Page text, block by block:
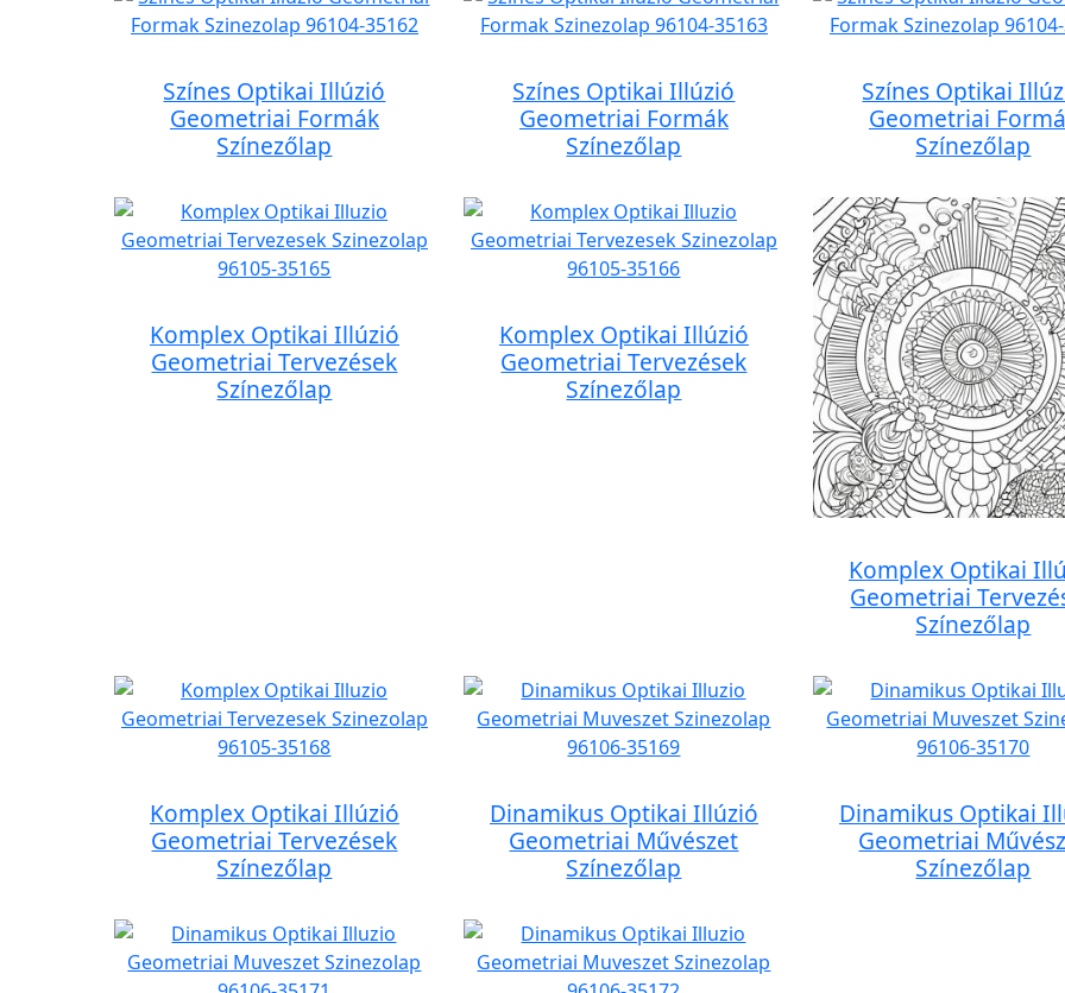
Színes Optikai Illúzió
Geometriai Formák
Színezőlap
Színes Optikai Illúzió
Geometriai Formák
Színezőlap
Színes Optikai
Geometriai
Színezőlap
Komplex Optikai Illúzió
Geometriai Tervezések
Színezőlap
Komplex Optikai Illúzió
Geometriai Tervezések
Színezőlap
Komplex Optikai
Geometriai
Színezőlap
Komplex Optikai Illúzió
Geometriai Tervezések
Színezőlap
Dinamikus Optikai Illúzió
Geometriai Művészet
Színezőlap
Dinamikus Optikai
Geometriai
Színezőlap